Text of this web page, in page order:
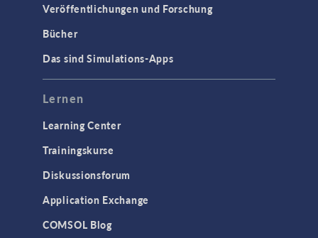
SCHNITTSTELLEN
CAD
STRÖMUNG & WÄRME
(CFD)
Mikrofluidik
Particle Tracing in Strömungen
Strömung in porösen Medien
Wärmetransport
Veröffentlichungen und Forschung
Bücher
Das sind Simulations-Apps
Lernen
Learning Center
Trainingskurse
Diskussionsforum
Application Exchange
COMSOL Blog